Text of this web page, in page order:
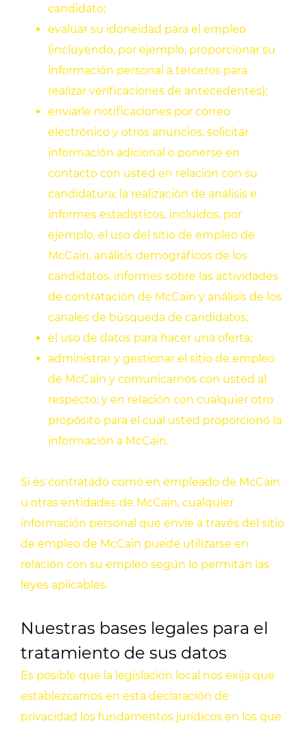
candidato;
evaluar su idoneidad para el empleo
(incluyendo, por ejemplo, proporcionar su
información personal a terceros para
realizar verificaciones de antecedentes);
enviarle notificaciones por correo
electrónico y otros anuncios, solicitar
información adicional o ponerse en
contacto con usted en relación con su
candidatura; la realización de análisis e
informes estadísticos, incluidos, por
ejemplo, el uso del sitio de empleo de
McCain, análisis demográficos de los
candidatos, informes sobre las actividades
de contratación de McCain y análisis de los
canales de búsqueda de candidatos;
el uso de datos para hacer una oferta;
administrar y gestionar el sitio de empleo
de McCain y comunicarnos con usted al
respecto; y en relación con cualquier otro
propósito para el cual usted proporcionó la
información a McCain.
Si es contratado como en empleado de McCain
u otras entidades de McCain, cualquier
información personal que envíe a través del sitio
de empleo de McCain puede utilizarse en
relación con su empleo según lo permitan las
leyes aplicables.
Nuestras bases legales para el
tratamiento de sus datos
Es posible que la legislación local nos exija que
establezcamos en esta declaración de
privacidad los fundamentos jurídicos en los que